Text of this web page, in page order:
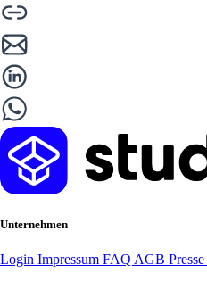
Unternehmen
Login Impressum FAQ AGB Presse